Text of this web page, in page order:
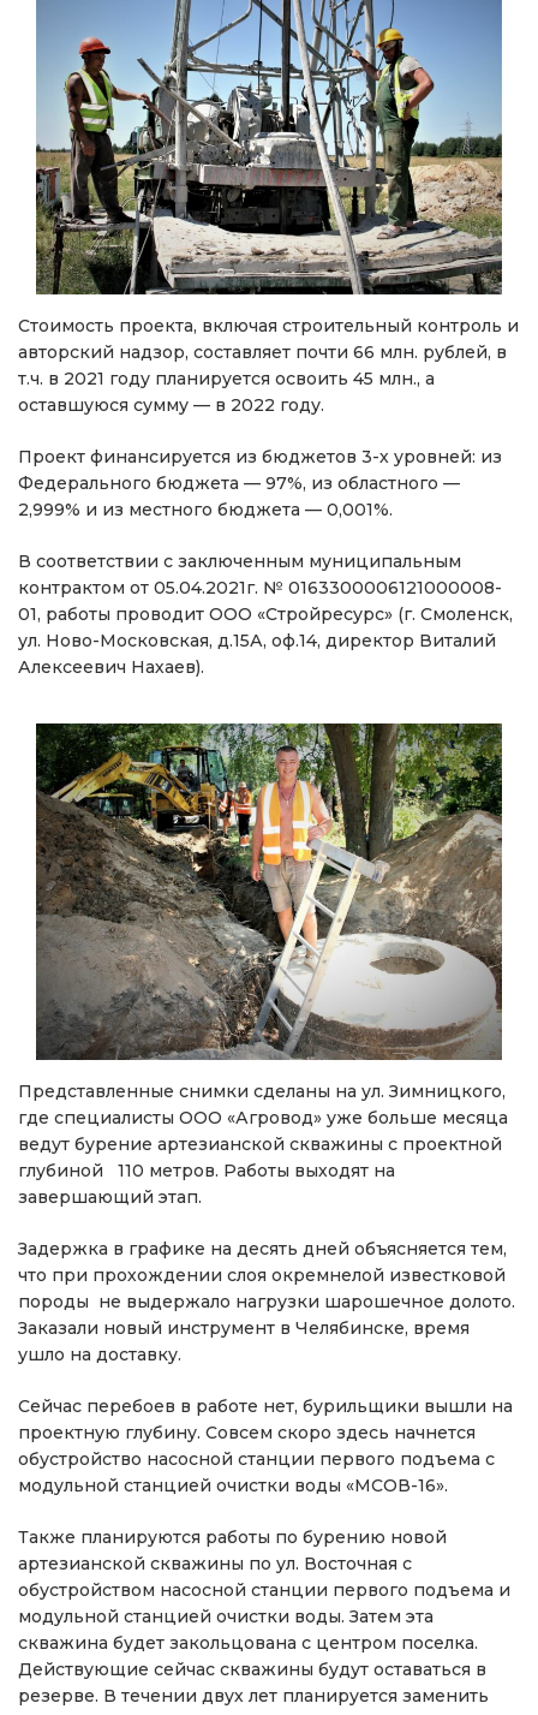
Стоимость проекта, включая строительный контроль и
авторский надзор, составляет почти 66 млн. рублей, в
т.ч. в 2021 году планируется освоить 45 млн., а
оставшуюся сумму — в 2022 году.
Проект финансируется из бюджетов 3-х уровней: из
Федерального бюджета — 97%, из областного —
2,999% и из местного бюджета — 0,001%.
В соответствии с заключенным муниципальным
контрактом от 05.04.2021г. № 0163300006121000008-
01, работы проводит ООО «Стройресурс» (г. Смоленск,
ул. Ново-Московская, д.15А, оф.14, директор Виталий
Алексеевич Нахаев).
Представленные снимки сделаны на ул. Зимницкого,
где специалисты ООО «Агровод» уже больше месяца
ведут бурение артезианской скважины с проектной
глубиной 110 метров. Работы выходят на
завершающий этап.
Задержка в графике на десять дней объясняется тем,
что при прохождении слоя окремнелой известковой
породы не выдержало нагрузки шарошечное долото.
Заказали новый инструмент в Челябинске, время
ушло на доставку.
Сейчас перебоев в работе нет, бурильщики вышли на
проектную глубину. Совсем скоро здесь начнется
обустройство насосной станции первого подъема с
модульной станцией очистки воды «МСОВ-16».
Также планируются работы по бурению новой
артезианской скважины по ул. Восточная с
обустройством насосной станции первого подъема и
модульной станцией очистки воды. Затем эта
скважина будет закольцована с центром поселка.
Действующие сейчас скважины будут оставаться в
резерве. В течении двух лет планируется заменить